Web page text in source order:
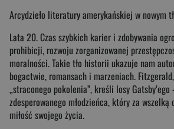
Arcydzieło literatury amerykańskiej w nowym
Lata 20. Czas szybkich karier i zdobywania
prohibicji, rozwoju zorganizowanej
moralności. Takie tło historii ukazuje nam
bogactwie, romansach i marzeniach.
„straconego pokolenia”, kreśli losy
zdesperowanego młodzieńca, który za
miłość swojego życia.